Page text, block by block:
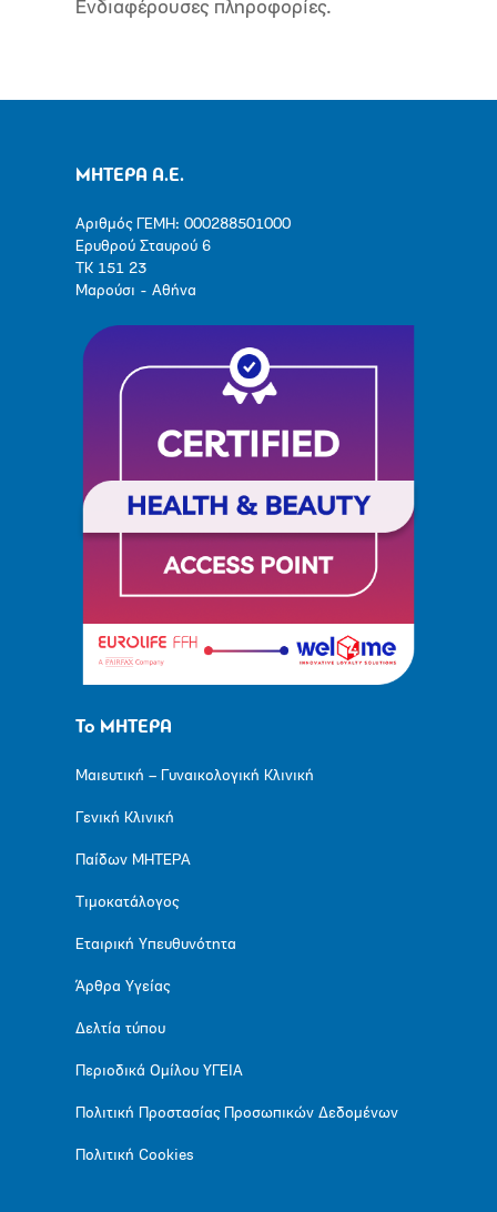
Ενδιαφέρουσες πληροφορίες.
ΜΗΤΕΡΑ Α.Ε.
Αριθμός ΓΕΜΗ: 000288501000
Ερυθρού Σταυρού 6
ΤΚ 151 23
Μαρούσι - Αθήνα
Το ΜΗΤΕΡΑ
Μαιευτική – Γυναικολογική Κλινική
Γενική Κλινική
Παίδων ΜΗΤΕΡΑ
Τιμοκατάλογος
Εταιρική Υπευθυνότητα
Άρθρα Υγείας
Δελτία τύπου
Περιοδικά Ομίλου ΥΓΕΙΑ
Πολιτική Προστασίας Προσωπικών Δεδομένων
Πολιτική Cookies